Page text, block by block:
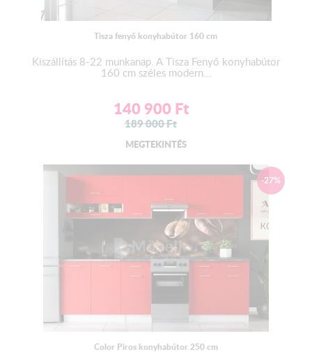
RGB LED szalag, 5 m hosszúságban, öntapadós kivitelben.
Trafóval , kapcsolóval ellátva.
Szín : Színes és Fehér
Az alapár NEM tartalmazza.
A termék nincs becsomagolva, mivel a csomagolás költsége
magas, és bizonyos esetekben meghaladhatja a termék árát. Ha
csomagolt állapotban szeretné átvenni, kérjük, jelezze
rendeléskor, hogy értesíthessük a gyártót. A csomagolás költsége
4.000 Ft – 8.000 Ft között változhat, és akár 25.000 Ft – 65.000
Ft is lehet, attól függően, hogy milyen típusú és mennyire
Tisza fenyő konyhabútor 160 cm
Kiszállítás 8-22 munkanap. A Tisza Fenyő konyhabútor
160 cm széles modern...
140 900 Ft
189 000Ft
MEGTEKINTÉS
-27%
Color Piros konyhabútor 250 cm